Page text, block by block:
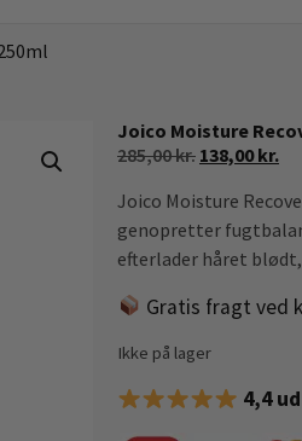
Joico Moisture
285,00kr. 138,00kr.
Joico Moisture
genopretter
efterlader håret
Gratis fragt ved
Ikke på lager
4,4